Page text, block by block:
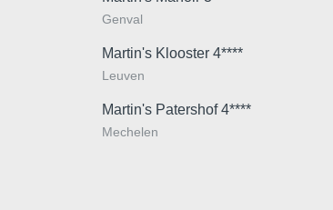
Genval
Martin's Klooster 4****
Leuven
Martin's Patershof 4****
Mechelen